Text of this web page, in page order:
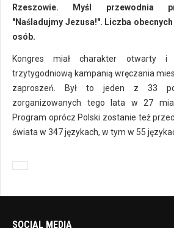
Rzeszowie. Myśl przewodnia
"Naśladujmy Jezusa!". Liczba
osób.
Kongres miał charakter otwarty i
trzytygodniową kampanią wręczania
zaproszeń. Był to jeden z 33
zorganizowanych tego lata w 27
Program oprócz Polski zostanie też
świata w 347 językach, w tym w 55
SOCIAL MEDIA